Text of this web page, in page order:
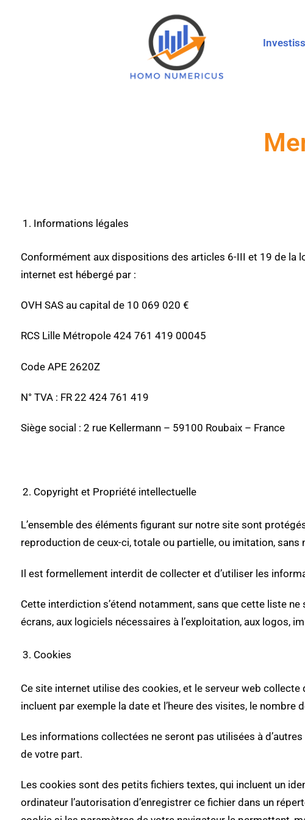
Informations légales
Conformément aux dispositions des articles 6-III et 19 de la
internet est hébergé par :
OVH SAS au capital de 10 069 020 €
RCS Lille Métropole 424 761 419 00045
Code APE 2620Z
N° TVA : FR 22 424 761 419
Siège social : 2 rue Kellermann – 59100 Roubaix – France
Copyright et Propriété intellectuelle
L’ensemble des éléments figurant sur notre site sont
reproduction de ceux-ci, totale ou partielle, ou imitation,
Il est formellement interdit de collecter et d’utiliser les
Cette interdiction s’étend notamment, sans que cette liste
écrans, aux logiciels nécessaires à l’exploitation, aux logos,
Cookies
Ce site internet utilise des cookies, et le serveur web
incluent par exemple la date et l’heure des visites, le
Les informations collectées ne seront pas utilisées à
de votre part.
Les cookies sont des petits fichiers textes, qui incluent un
ordinateur l’autorisation d’enregistrer ce fichier dans un